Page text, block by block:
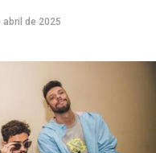
abril de 2025